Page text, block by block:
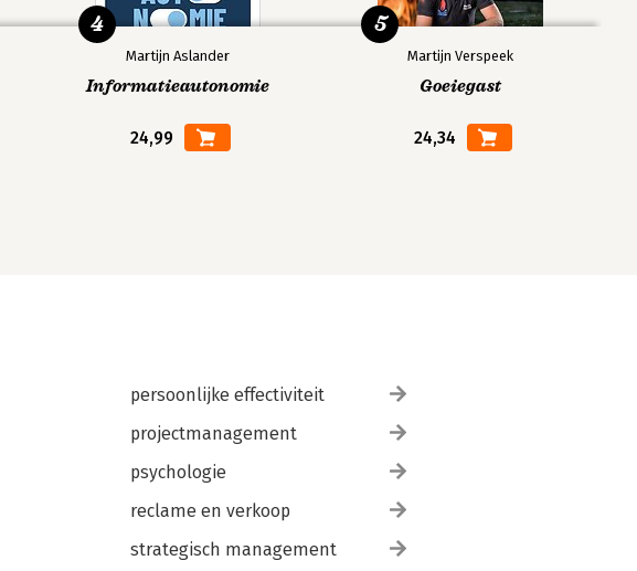
Martijn Aslander
Informatieautonomie
24,99
4
Martijn Verspeek
Goeiegast
24,34
5
persoonlijke effectiviteit
projectmanagement
psychologie
reclame en verkoop
strategisch management